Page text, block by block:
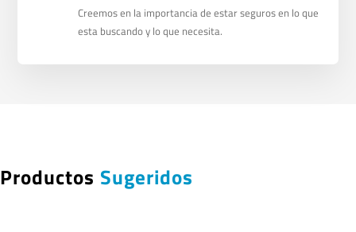
Creemos en la importancia de estar seguros en lo que
esta buscando y lo que necesita.
Productos Sugeridos